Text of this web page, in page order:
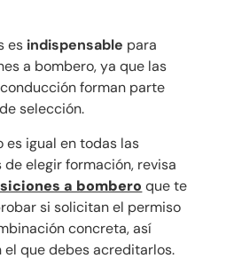
es indispensable para
a bombero, ya que las
forman parte
selección.
es igual en todas las
elegir formación, revisa
a bombero que te
si solicitan el permiso
concreta, así
el que debes acreditarlos.